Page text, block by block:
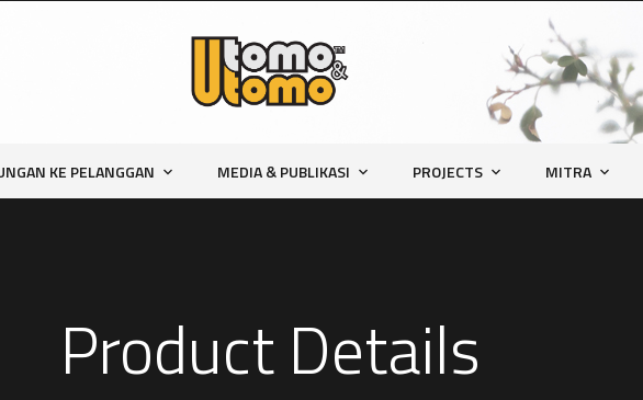
KE PELANGGAN MEDIA & PUBLIKASI PROJECTS MITRA
Product Details